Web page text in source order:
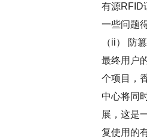
有源RFID
一些问题
（ii） 防
最终用户
个项目，
中心将同
展，这是
复使用的